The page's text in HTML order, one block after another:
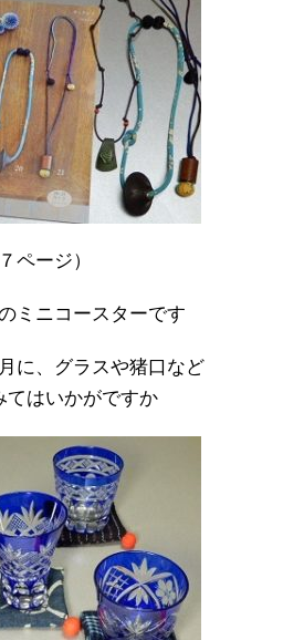
７ページ）
ミニコースターです
に、グラスや猪口など
てはいかがですか